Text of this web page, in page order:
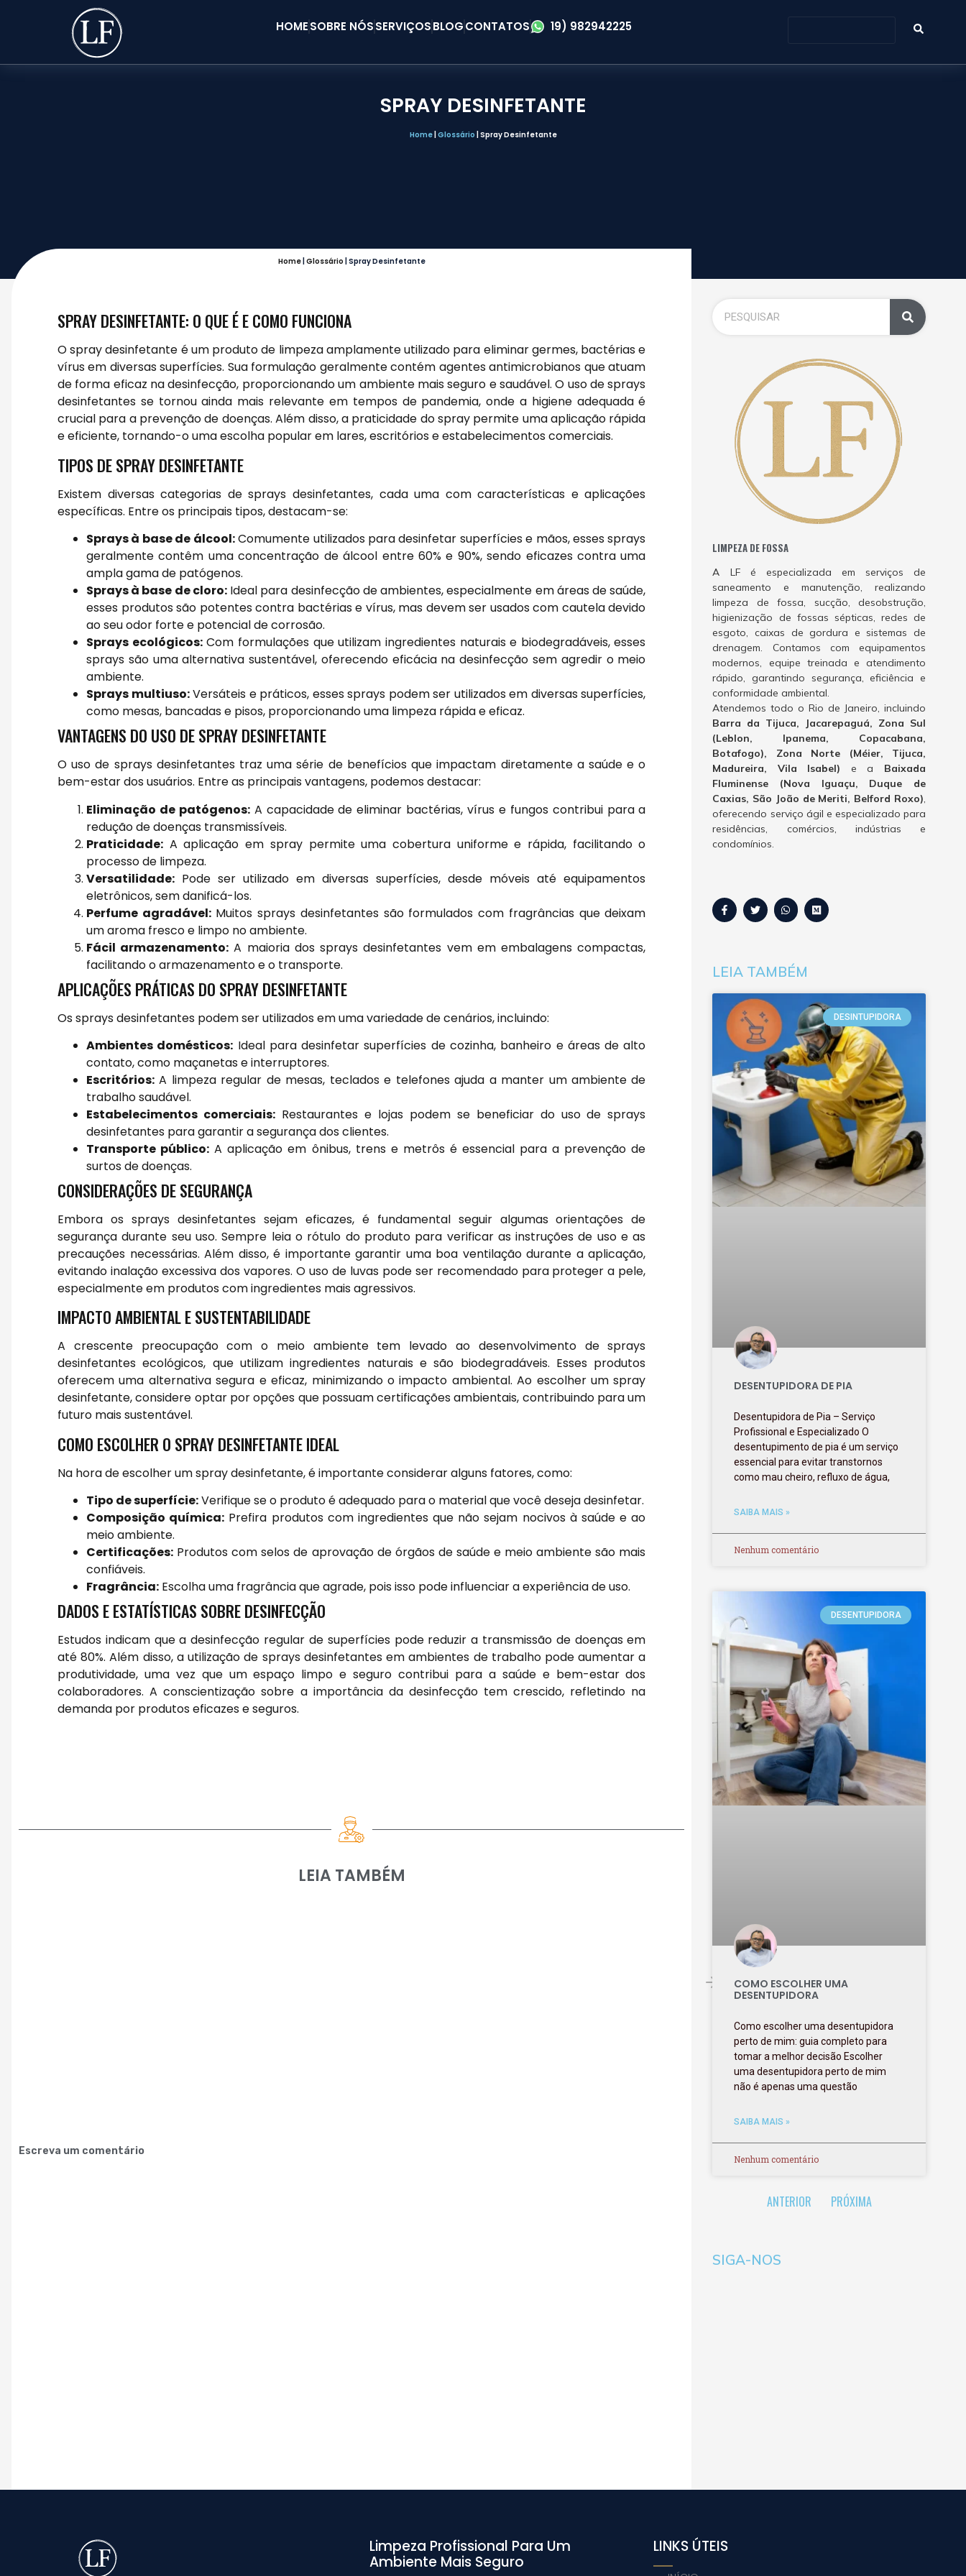
HOMESOBRE NÓSSERVIÇOSBLOGCONTATOS 19) 982942225
SPRAY DESINFETANTE
Home| Glossário Spray Desinfetante
Home| Glossário Spray Desinfetante
SPRAY DESINFETANTE: O QUE É E COMO FUNCIONA
O spray desinfetante é um produto de limpeza amplamente utilizado para eliminar germes, bactérias e
vírus em diversas superfícies. Sua formulação geralmente contém agentes antimicrobianos que atuam
de forma eficaz na desinfecção, proporcionando um ambiente mais seguro e saudável. O uso de sprays
desinfetantes se tornou ainda mais relevante em tempos de pandemia, onde a higiene adequada é
crucial para a prevenção de doenças. Além disso, a praticidade do spray permite uma aplicação rápida
e eficiente, tornando-o uma escolha popular em lares, escritórios e estabelecimentos comerciais.
TIPOS DE SPRAY DESINFETANTE
Existem diversas categorias de sprays desinfetantes, cada uma com características e aplicações
específicas. Entre os principais tipos, destacam-se:
Sprays à base de álcool:Comumente utilizados para desinfetar superfícies e mãos, esses sprays
geralmente contêm uma concentração de álcool entre 60% e 90%, sendo eficazes contra uma
ampla gama de patógenos.
Sprays à base de cloro:Ideal para desinfecção de ambientes, especialmente em áreas de saúde,
esses produtos são potentes contra bactérias e vírus, mas devem ser usados com cautela devido
ao seu odor forte e potencial de corrosão.
Sprays ecológicos:Com formulações que utilizam ingredientes naturais e biodegradáveis, esses
sprays são uma alternativa sustentável, oferecendo eficácia na desinfecção sem agredir o meio
ambiente.
Sprays multiuso:Versáteis e práticos, esses sprays podem ser utilizados em diversas superfícies,
como mesas, bancadas e pisos, proporcionando uma limpeza rápida e eficaz.
VANTAGENS DO USO DE SPRAY DESINFETANTE
O uso de sprays desinfetantes traz uma série de benefícios que impactam diretamente a saúde e o
bem-estar dos usuários. Entre as principais vantagens, podemos destacar:
Eliminação de patógenos:A capacidade de eliminar bactérias, vírus e fungos contribui para a
redução de doenças transmissíveis.
Praticidade: A aplicação em spray permite uma cobertura uniforme e rápida, facilitando o
processo de limpeza.
Versatilidade: Pode ser utilizado em diversas superfícies, desde móveis até equipamentos
eletrônicos, sem danificá-los.
Perfume agradável:Muitos sprays desinfetantes são formulados com fragrâncias que deixam
um aroma fresco e limpo no ambiente.
Fácil armazenamento: A maioria dos sprays desinfetantes vem em embalagens compactas,
facilitando o armazenamento e o transporte.
APLICAÇÕES PRÁTICAS DO SPRAY DESINFETANTE
Os sprays desinfetantes podem ser utilizados em uma variedade de cenários, incluindo:
Ambientes domésticos: Ideal para desinfetar superfícies de cozinha, banheiro e áreas de alto
contato, como maçanetas e interruptores.
Escritórios: A limpeza regular de mesas, teclados e telefones ajuda a manter um ambiente de
trabalho saudável.
Estabelecimentos comerciais:Restaurantes e lojas podem se beneficiar do uso de sprays
desinfetantes para garantir a segurança dos clientes.
Transporte público: A aplicação em ônibus, trens e metrôs é essencial para a prevenção de
surtos de doenças.
CONSIDERAÇÕES DE SEGURANÇA
Embora os sprays desinfetantes sejam eficazes, é fundamental seguir algumas orientações de
segurança durante seu uso. Sempre leia o rótulo do produto para verificar as instruções de uso e as
precauções necessárias. Além disso, é importante garantir uma boa ventilação durante a aplicação,
evitando inalação excessiva dos vapores. O uso de luvas pode ser recomendado para proteger a pele,
especialmente em produtos com ingredientes mais agressivos.
IMPACTO AMBIENTAL E SUSTENTABILIDADE
A crescente preocupação com o meio ambiente tem levado ao desenvolvimento de sprays
desinfetantes ecológicos, que utilizam ingredientes naturais e são biodegradáveis. Esses produtos
oferecem uma alternativa segura e eficaz, minimizando o impacto ambiental. Ao escolher um spray
desinfetante, considere optar por opções que possuam certificações ambientais, contribuindo para um
futuro mais sustentável.
COMO ESCOLHER O SPRAY DESINFETANTE IDEAL
Na hora de escolher um spray desinfetante, é importante considerar alguns fatores, como:
Tipo de superfície:Verifique se o produto é adequado para o material que você deseja desinfetar.
Composição química: Prefira produtos com ingredientes que não sejam nocivos à saúde e ao
meio ambiente.
Certificações: Produtos com selos de aprovação de órgãos de saúde e meio ambiente são mais
confiáveis.
Fragrância: Escolha uma fragrância que agrade, pois isso pode influenciar a experiência de uso.
DADOS E ESTATÍSTICAS SOBRE DESINFECÇÃO
Estudos indicam que a desinfecção regular de superfícies pode reduzir a transmissão de doenças em
até 80%. Além disso, a utilização de sprays desinfetantes em ambientes de trabalho pode aumentar a
produtividade, uma vez que um espaço limpo e seguro contribui para a saúde e bem-estar dos
colaboradores. A conscientização sobre a importância da desinfecção tem crescido, refletindo na
demanda por produtos eficazes e seguros.
LEIA TAMBÉM
Escreva um comentário
LIMPEZA DE FOSSA
A LF é especializada em serviços de
saneamento e manutenção, realizando
limpeza de fossa, sucção, desobstrução,
higienização de fossas sépticas, redes de
esgoto, caixas de gordura e sistemas de
drenagem. Contamos com equipamentos
modernos, equipe treinada e atendimento
rápido, garantindo segurança, eficiência e
conformidade ambiental.
Atendemos todo o Rio de Janeiro, incluindo
Barra da Tijuca, Jacarepaguá, Zona Sul
(Leblon, Ipanema, Copacabana,
Botafogo), Zona Norte (Méier, Tijuca,
Madureira, Vila Isabel) e a Baixada
Fluminense (Nova Iguaçu, Duque de
Caxias, São João de Meriti, Belford Roxo),
oferecendo serviço ágil e especializado para
residências, comércios, indústrias e
condomínios.
LEIA TAMBÉM
DESINTUPIDORA
DESENTUPIDORA DE PIA
Desentupidora de Pia – Serviço
Profissional e Especializado O
desentupimento de pia é um serviço
essencial para evitar transtornos
como mau cheiro, refluxo de água,
SAIBA MAIS »
Nenhum comentário
DESENTUPIDORA
COMO ESCOLHER UMA
DESENTUPIDORA
Como escolher uma desentupidora
perto de mim: guia completo para
tomar a melhor decisão Escolher
uma desentupidora perto de mim
não é apenas uma questão
SAIBA MAIS »
Nenhum comentário
ANTERIOR PRÓXIMA
SIGA-NOS
Limpeza Profissional Para Um
Ambiente Mais Seguro
LINKS ÚTEIS